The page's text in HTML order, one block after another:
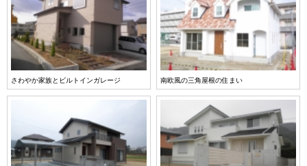
さわやか家族とビルトインガレージ 南欧風の三角屋根の住まい